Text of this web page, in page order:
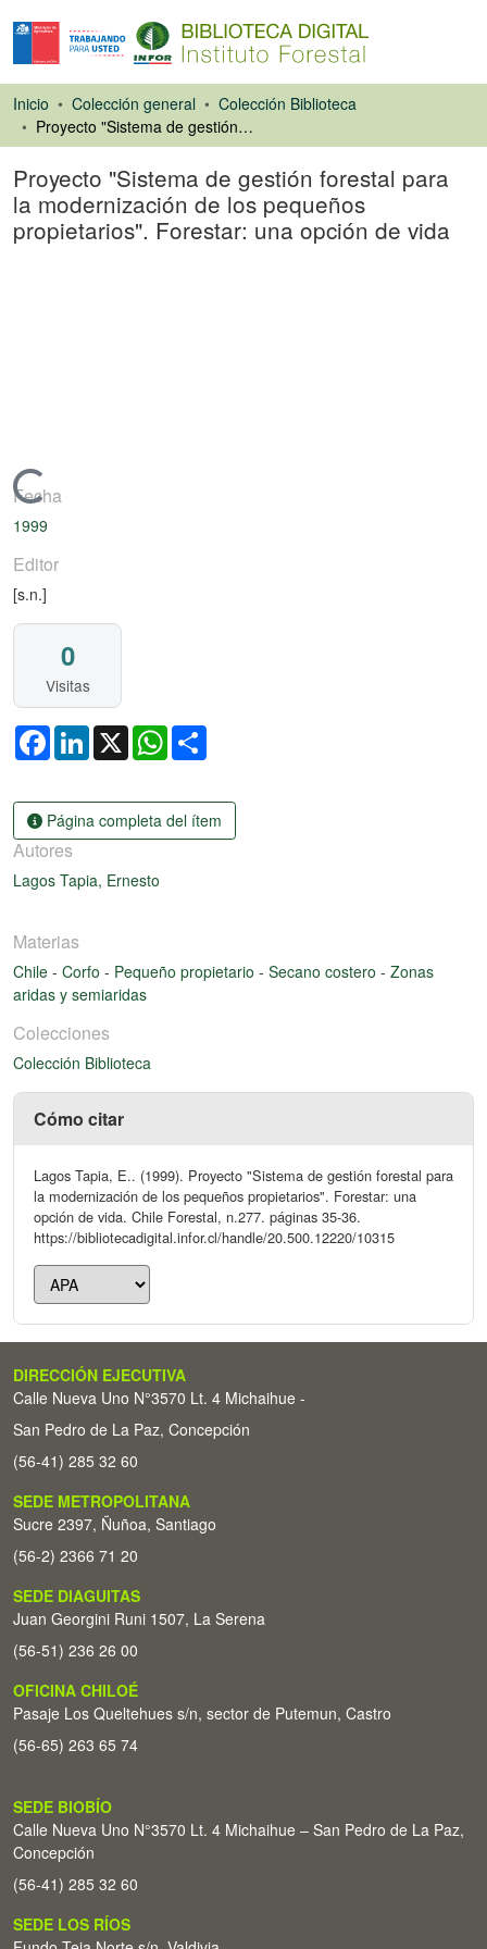
Inicio Colección general
Colección Biblioteca
Proyecto "Sistema de gestión forestal para la modernización de los pequeños propietarios". Forestar: una opción de vida
Proyecto "Sistema de gestión forestal para
la modernización de los pequeños
propietarios". Forestar: una opción de vida
Cargando...
Fecha
1999
Editor
[s.n.]
0
Visitas
FacebookLinkedIn
X WhatsApp
Página completa del ítem
Autores
Lagos Tapia, Ernesto
Materias
Chile - Corfo - Pequeño propietario - Secano costero - Zonas
aridas y semiaridas
Colecciones
Colección Biblioteca
Cómo citar
Lagos Tapia, E.. (1999). Proyecto "Sistema de gestión forestal para
la modernización de los pequeños propietarios". Forestar: una
opción de vida. Chile Forestal, n.277. páginas 35-36.
https://bibliotecadigital.infor.cl/handle/20.500.12220/10315
DIRECCIÓN EJECUTIVA
Calle Nueva Uno N°3570 Lt. 4 Michaihue -
San Pedro de La Paz, Concepción
(56-41) 285 32 60
SEDE METROPOLITANA
Sucre 2397, Ñuñoa, Santiago
(56-2) 2366 71 20
SEDE DIAGUITAS
Juan Georgini Runi 1507, La Serena
(56-51) 236 26 00
OFICINA CHILOÉ
Pasaje Los Queltehues s/n, sector de Putemun, Castro
(56-65) 263 65 74
SEDE BIOBÍO
Calle Nueva Uno N°3570 Lt. 4 Michaihue – San Pedro de La Paz,
Concepción
(56-41) 285 32 60
SEDE LOS RÍOS